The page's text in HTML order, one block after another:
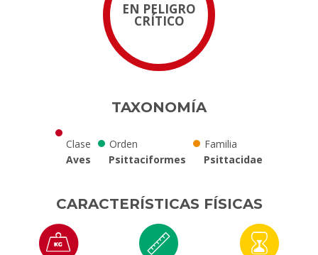
EN PELIGRO
CRÍTICO
TAXONOMÍA
Clase
Aves
Orden
Psittaciformes
Familia
Psittacidae
CARACTERÍSTICAS FÍSICAS